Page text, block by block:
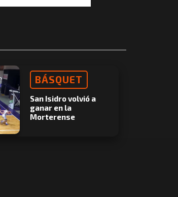
BÁSQUET
San Isidro volvió a
ganar en la
Morterense